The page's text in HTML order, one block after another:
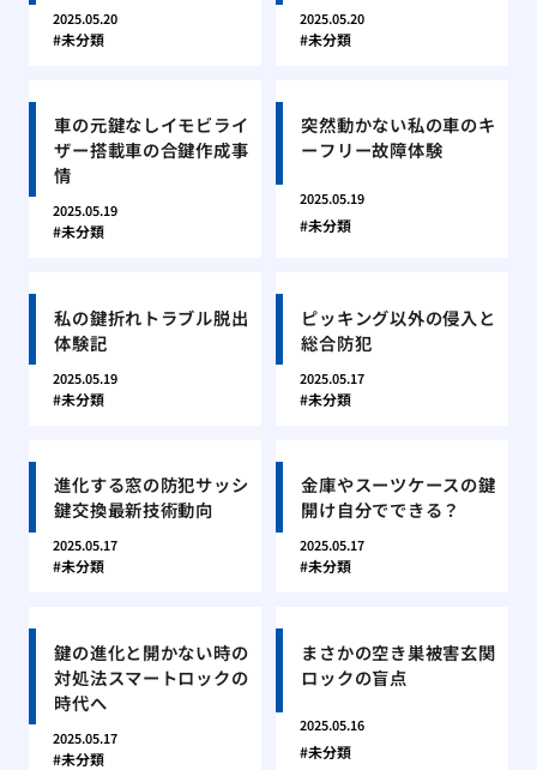
2025.05.20
未分類
2025.05.20
未分類
車の元鍵なしイモビライ
ザー搭載車の合鍵作成事
情
2025.05.19
未分類
突然動かない私の車のキ
ーフリー故障体験
2025.05.19
未分類
私の鍵折れトラブル脱出
体験記
2025.05.19
未分類
ピッキング以外の侵入と
総合防犯
2025.05.17
未分類
進化する窓の防犯サッシ
鍵交換最新技術動向
2025.05.17
未分類
金庫やスーツケースの鍵
開け自分でできる？
2025.05.17
未分類
鍵の進化と開かない時の
対処法スマートロックの
時代へ
2025.05.17
未分類
まさかの空き巣被害玄関
ロックの盲点
2025.05.16
未分類